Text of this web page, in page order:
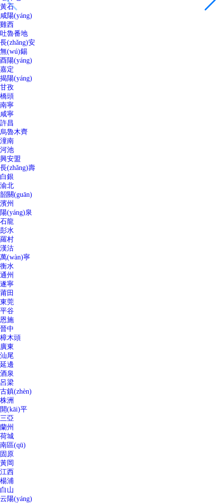
黃石
咸陽(yáng)
雞西
吐魯番地
長(zhǎng)安
無(wú)錫
酉陽(yáng)
嘉定
揭陽(yáng)
甘孜
橋頭
南寧
咸寧
許昌
烏魯木齊
潼南
河池
興安盟
長(zhǎng)壽
白銀
渝北
韶關(guān)
濱州
陽(yáng)泉
石龍
彭水
羅村
漢沽
萬(wàn)寧
衡水
通州
遂寧
莆田
東莞
平谷
恩施
晉中
樟木頭
廣東
汕尾
延邊
酒泉
呂梁
古鎮(zhèn)
株洲
開(kāi)平
三亞
蘭州
荷城
南區(qū)
固原
黃岡
江西
楊浦
白山
云陽(yáng)